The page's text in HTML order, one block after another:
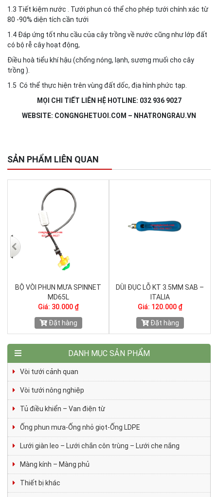
1.3 Tiết kiệm nước . Tưới phun có thể cho phép tưới chính xác từ
80 -90% diện tích cần tưới
1.4 Đáp ứng tốt nhu cầu của cây trồng về nước cũng như lớp đất
có bộ rễ cây hoạt động,
Điều hoà tiểu khí hậu (chống nóng, lạnh, sương muối cho cây
trồng ).
1.5 Có thể thực hiện trên vùng đất dốc, địa hình phức tạp.
MỌI CHI TIẾT LIÊN HỆ HOTLINE: 032 936 9027
WEBSITE: CONGNGHETUOI.COM – NHATRONGRAU.VN
SẢN PHẨM LIÊN QUAN
BỘ VÒI PHUN MƯA SPINNET
MD65L
Giá: 30.000 ₫
Đặt hàng
DÙI ĐỤC LỖ KT 3.5MM SAB –
ITALIA
Giá: 120.000 ₫
Đặt hàng
DANH MỤC SẢN PHẨM
Vòi tưới cảnh quan
Vòi tưới nông nghiệp
Tủ điều khiển – Van điện từ
Ống phun mưa-Ống nhỏ giọt-Ống LDPE
Lưới giàn leo – Lưới chắn côn trùng – Lưới che nắng
Màng kính – Màng phủ
Thiết bị khác